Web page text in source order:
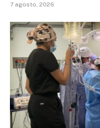
7 agosto, 2026